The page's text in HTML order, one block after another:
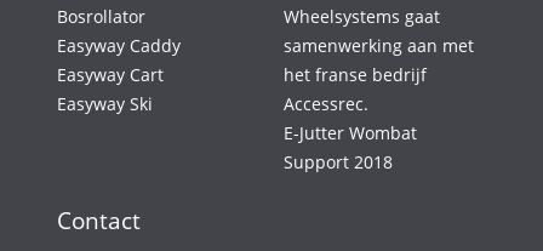
Bosrollator
Easyway Caddy
Easyway Cart
Easyway Ski
Wheelsystems gaat
samenwerking aan met
het franse bedrijf
Accessrec.
E-Jutter Wombat
Support 2018
Contact